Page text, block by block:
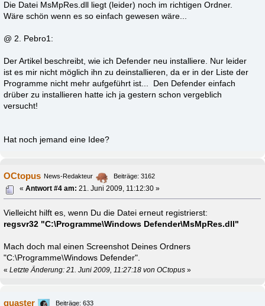
Die Datei MsMpRes.dll liegt (leider) noch im richtigen Ordner.
Wäre schön wenn es so einfach gewesen wäre...
@ 2. Pebro1:
Der Artikel beschreibt, wie ich Defender neu installiere. Nur leider
ist es mir nicht möglich ihn zu deinstallieren, da er in der Liste der
Programme nicht mehr aufgeführt ist... Den Defender einfach
drüber zu installieren hatte ich ja gestern schon vergeblich
versucht!
Hat noch jemand eine Idee?
OCtopus News-Redakteur
Beiträge: 3162
«Antwort #4 am: 21. Juni 2009, 11:12:30 »
Vielleicht hilft es, wenn Du die Datei erneut registrierst:
regsvr32 "C:\Programme\Windows Defender\MsMpRes.dll"
Mach doch mal einen Screenshot Deines Ordners
"C:\Programme\Windows Defender".
«Letzte Änderung: 21. Juni 2009, 11:27:18 von OCtopus »
quaster Beiträge: 633